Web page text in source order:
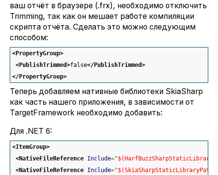
ваш отчёт в браузере (.frx), необходимо отключить
Trimming, так как он мешает работе компиляции
скрипта отчёта. Сделать это можно следующим
способом:
<PropertyGroup>
<PublishTrimmed>false</PublishTrimmed>
</PropertyGroup>
Теперь добавляем нативные библиотеки SkiaSharp
как часть нашего приложения, в зависимости от
TargetFramework необходимо добавить:
Для .NET 6:
<ItemGroup>
<NativeFileReference Include=
<NativeFileReference Include=